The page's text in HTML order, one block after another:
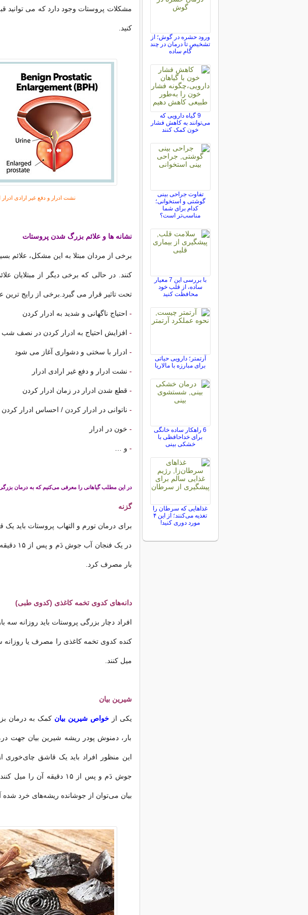
مشکلات پروستات وجود دارد که می توانید
کنید.
نشت ادرار و دفع غیر ارادی
نشانه ها و علائم بزرگ شدن پروستات
برخی از مردان مبتلا به این مشکل، علائم
کنند. در حالی که برخی دیگر از مبتلایان
تحت تاثیر قرار می گیرد.برخی از رایج ترین
- احتیاج ناگهانی و شدید به ادرار کردن
- افزایش احتیاج به ادرار کردن در نصف شب
- ادرار با سختی و دشواری آغاز می شود
- نشت ادرار و دفع غیر ارادی ادرار
- قطع شدن ادرار در زمان ادرار کردن
- ناتوانی در ادرار کردن / احساس ادرار کردن
- خون در ادرار
- و …
در این مطلب گیاهانی را معرفی می‌کنیم که به درمان
گزنه
برای درمان تورم و التهاب پروستات باید
در یک
بار مصرف کرد.
دانه‌های کدوی تخمه کاغذی (کدوی طبی)
میل کنند.
شیرین بیان
یکی ازخواص شیرین بیان کمک به درمان
بار، دمنوش پودر ریشه شیرین بیان جهت
این منظور افراد باید یک قاشق چای‌خوری
جوش دَم و پس از ۱۵ دقیقه
بیان می‌توان از جوشانده ریشه‌های خرد شده
ورود حشره در گوش؛ از
تشخیص تا درمان در چند
گام ساده
9 گیاه دارویی که
می‌توانند به کاهش فشار
خون کمک کنند
تفاوت جراحی بینی
گوشتی و استخوانی؛
کدام برای شما
مناسب‌تر است؟
با بررسی این 7 معیار
ساده، از قلب خود
محافظت کنید
آرتمتر؛ دارویی حیاتی
برای مبارزه با مالاریا
6 راهکار ساده خانگی
برای خداحافظی با
خشکی بینی
غذاهایی که سرطان را
تغذیه می‌کنند؛ از این ۴
مورد دوری کنید!